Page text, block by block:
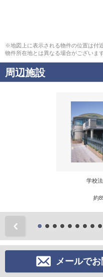
※地図上に表示される物件の位置は付
物件所在地とは異なる場合がございます
周辺施設
学校
約
メールで